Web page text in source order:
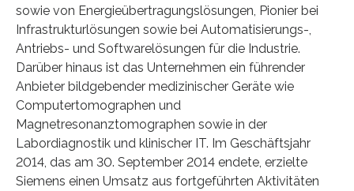
sowie von Energieübertragungslösungen, Pionier bei
Infrastrukturlösungen sowie bei Automatisierungs-,
Antriebs- und Softwarelösungen für die Industrie.
Darüber hinaus ist das Unternehmen ein führender
Anbieter bildgebender medizinischer Geräte wie
Computertomographen und
Magnetresonanztomographen sowie in der
Labordiagnostik und klinischer IT. Im Geschäftsjahr
2014, das am 30. September 2014 endete, erzielte
Siemens einen Umsatz aus fortgeführten Aktivitäten